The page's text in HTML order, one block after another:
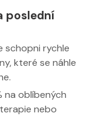
poslední
schopni rychle
které se náhle
na oblíbených
nebo